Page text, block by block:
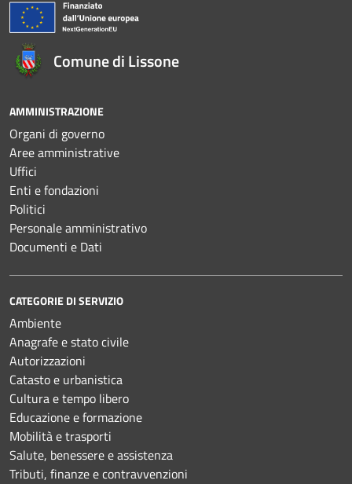
Comune di Lissone
AMMINISTRAZIONE
Organi di governo
Aree amministrative
Uffici
Enti e fondazioni
Politici
Personale amministrativo
Documenti e Dati
CATEGORIE DI SERVIZIO
Ambiente
Anagrafe e stato civile
Autorizzazioni
Catasto e urbanistica
Cultura e tempo libero
Educazione e formazione
Mobilità e trasporti
Salute, benessere e assistenza
Tributi, finanze e contravvenzioni